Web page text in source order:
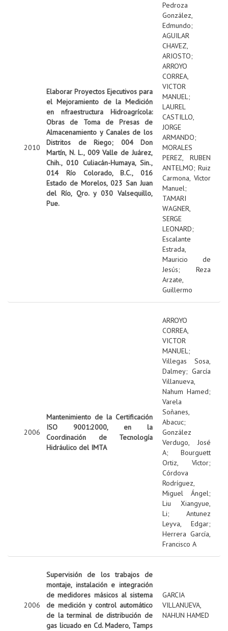
2010
Elaborar Proyectos Ejecutivos para
el Mejoramiento de la Medición
en nfraestructura Hidroagrícola:
Obras de Toma de Presas de
Almacenamiento y Canales de los
Distritos de Riego; 004 Don
Martín, N. L., 009 Valle de Juárez,
Chih., 010 Culiacán-Humaya, Sin.,
014 Río Colorado, B.C., 016
Estado de Morelos, 023 San Juan
del Río, Qro. y 030 Valsequillo,
Pue.
Pedroza
González,
Edmundo;
AGUILAR
CHAVEZ,
ARIOSTO;
ARROYO
CORREA,
VICTOR
MANUEL;
LAUREL
CASTILLO,
JORGE
ARMANDO;
MORALES
PEREZ, RUBEN
ANTELMO; Ruiz
Carmona, Víctor
Manuel;
TAMARI
WAGNER,
SERGE
LEONARD;
Escalante
Estrada,
Mauricio de
Jesús; Reza
Arzate,
Guillermo
2006
Mantenimiento de la Certificación
ISO 9001:2000, en la
Coordinación de Tecnología
Hidráulico del IMTA
ARROYO
CORREA,
VICTOR
MANUEL;
Villegas Sosa,
Dalmey; García
Villanueva,
Nahum Hamed;
Varela
Soñanes,
Abacuc;
González
Verdugo, José
A; Bourguett
Ortiz, Víctor;
Córdova
Rodríguez,
Miguel Ángel;
Liu Xiangyue,
Li; Antunez
Leyva, Edgar;
Herrera García,
Francisco A
2006
Supervisión de los trabajos de
montaje, instalación e integración
de medidores másicos al sistema
de medición y control automático
de la terminal de distribución de
gas licuado en Cd. Madero, Tamps
GARCIA
VILLANUEVA,
NAHUN HAMED